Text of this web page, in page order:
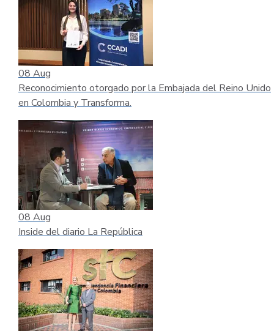
08 Aug
Reconocimiento otorgado por la Embajada del Reino Unido
en Colombia y Transforma.
08 Aug
Inside del diario La República